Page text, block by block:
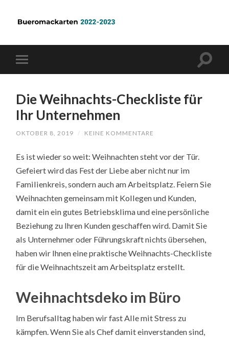
Die Weihnachts-Checkliste für
Ihr Unternehmen
OKTOBER 8, 2019 / KEINE KOMMENTARE
Es ist wieder so weit: Weihnachten steht vor der Tür.
Gefeiert wird das Fest der Liebe aber nicht nur im
Familienkreis, sondern auch am Arbeitsplatz. Feiern Sie
Weihnachten gemeinsam mit Kollegen und Kunden,
damit ein ein gutes Betriebsklima und eine persönliche
Beziehung zu Ihren Kunden geschaffen wird. Damit Sie
als Unternehmer oder Führungskraft nichts übersehen,
haben wir Ihnen eine praktische Weihnachts-Checkliste
für die Weihnachtszeit am Arbeitsplatz erstellt.
Weihnachtsdeko im Büro
Im Berufsalltag haben wir fast Alle mit Stress zu
kämpfen. Wenn Sie als Chef damit einverstanden sind,